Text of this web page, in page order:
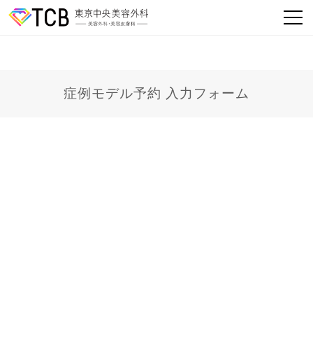
症例モデル予約 入力フォーム